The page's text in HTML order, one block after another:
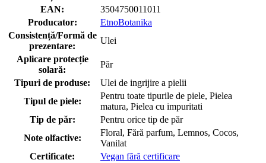
EAN:
3504750011011
Producator:
EtnoBotanika
Consistență/Formă de
prezentare:
Ulei
Aplicare protecție
solară:
Păr
Tipuri de produse:
Ulei de ingrijire a pielii
Tipul de piele:
Pentru toate tipurile de piele, Pielea
matura, Pielea cu impuritati
Tip de păr:
Pentru orice tip de păr
Note olfactive:
Floral, Fără parfum, Lemnos, Cocos,
Vanilat
Certificate:
Vegan fără certificare